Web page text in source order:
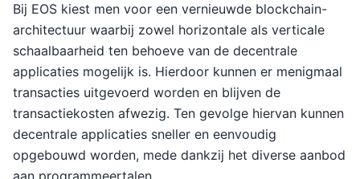
Bij EOS kiest men voor een vernieuwde blockchain-
architectuur waarbij zowel horizontale als verticale
schaalbaarheid ten behoeve van de decentrale
applicaties mogelijk is. Hierdoor kunnen er menigmaal
transacties uitgevoerd worden en blijven de
transactiekosten afwezig. Ten gevolge hiervan kunnen
decentrale applicaties sneller en eenvoudig
opgebouwd worden, mede dankzij het diverse aanbod
aan programmeertalen.